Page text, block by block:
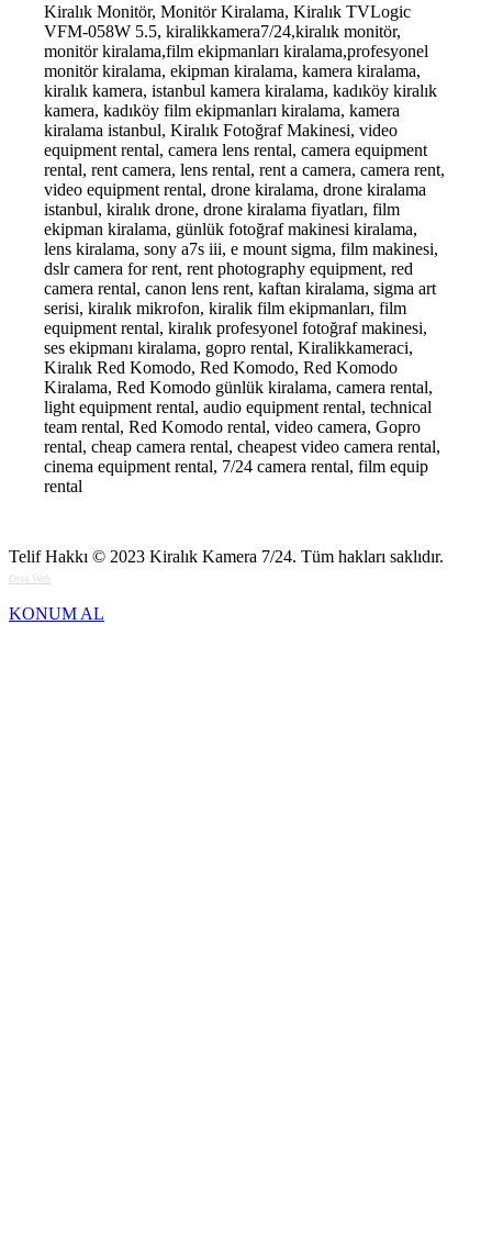
Kiralık Monitör, Monitör Kiralama, Kiralık TVLogic
VFM-058W 5.5, kiralikkamera7/24,kiralık monitör,
monitör kiralama,film ekipmanları kiralama,profesyonel
monitör kiralama, ekipman kiralama, kamera kiralama,
kiralık kamera, istanbul kamera kiralama, kadıköy kiralık
kamera, kadıköy film ekipmanları kiralama, kamera
kiralama istanbul, Kiralık Fotoğraf Makinesi, video
equipment rental, camera lens rental, camera equipment
rental, rent camera, lens rental, rent a camera, camera rent,
video equipment rental, drone kiralama, drone kiralama
istanbul, kiralık drone, drone kiralama fiyatları, film
ekipman kiralama, günlük fotoğraf makinesi kiralama,
lens kiralama, sony a7s iii, e mount sigma, film makinesi,
dslr camera for rent, rent photography equipment, red
camera rental, canon lens rent, kaftan kiralama, sigma art
serisi, kiralık mikrofon, kiralik film ekipmanları, film
equipment rental, kiralık profesyonel fotoğraf makinesi,
ses ekipmanı kiralama, gopro rental, Kiralikkameraci,
Kiralık Red Komodo, Red Komodo, Red Komodo
Kiralama, Red Komodo günlük kiralama, camera rental,
light equipment rental, audio equipment rental, technical
team rental, Red Komodo rental, video camera, Gopro
rental, cheap camera rental, cheapest video camera rental,
cinema equipment rental, 7/24 camera rental, film equip
rental
Telif Hakkı © 2023 Kiralık Kamera 7/24. Tüm hakları saklıdır.
Orsa Web
KONUM AL